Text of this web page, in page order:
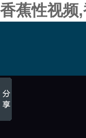
香蕉性视频